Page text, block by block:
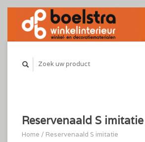
Reservenaald S imitatie
Home / Reservenaald S imitatie